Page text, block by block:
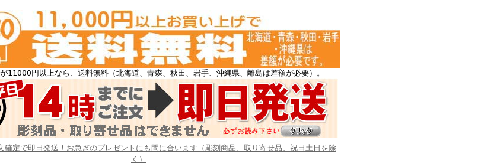
11000円以上なら、送料無料（北海道、青森、秋田、岩手、沖縄県、離島は差額が必要）。
確定で即日発送！お急ぎのプレゼントにも間に合います（彫刻商品、取り寄せ品、祝日土日を除
く）